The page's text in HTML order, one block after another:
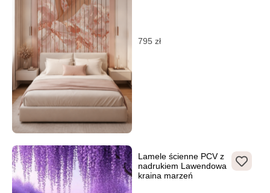
795 zł
Lamele ścienne PCV z
nadrukiem Lawendowa
kraina marzeń